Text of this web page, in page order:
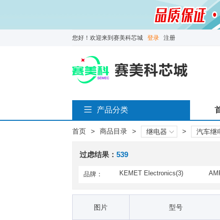
您好！欢迎来到赛美科芯城 登录 注册
产品分类
首页 > 商品目录 > 继电器 > 汽车继
过虑结果： 539
品牌： KEMET Electronics(3)
(1)
图片 型号